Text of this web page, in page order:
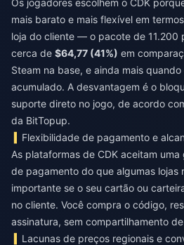
Os jogadores escolhem o CDK
mais barato e mais flexível em
loja do cliente — o pacote de 11.200
cerca de $64,77 (41%) em
Steam na base, e ainda mais
acumulado. A desvantagem é o
suporte direto no jogo, de acordo
da BitTopup.
Flexibilidade de pagamento e
As plataformas de CDK aceitam
de pagamento do que algumas lojas
importante se o seu cartão ou
no cliente. Você compra o código,
assinatura, sem compartilhamento
Lacunas de preços regionais e